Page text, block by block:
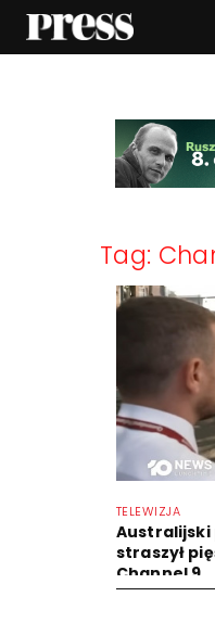
Tag:
TELEWIZJA
straszył
Channel 9